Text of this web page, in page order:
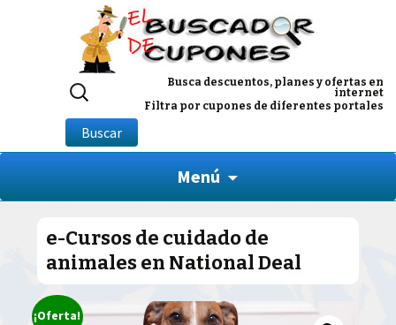
Busca descuentos, planes y ofertas en
internet
Filtra por cupones de diferentes portales
Buscar
por:
Buscar
Menú
e-Cursos de cuidado de
animales en National Deal
¡Oferta!